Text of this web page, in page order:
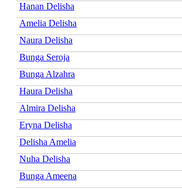
Hanan Delisha
Amelia Delisha
Naura Delisha
Bunga Seroja
Bunga Alzahra
Haura Delisha
Almira Delisha
Eryna Delisha
Delisha Amelia
Nuha Delisha
Bunga Ameena